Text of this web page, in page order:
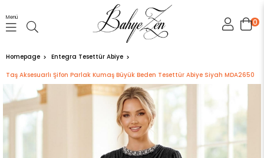
0
Menü
Homepage Entegra Tesettür Abiye
Taş Aksesuarlı Şifon Parlak Kumaş Büyük Beden Tesettür Abiye Siyah MDA2650